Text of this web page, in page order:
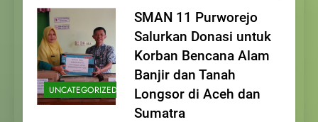
UNCATEGORIZED
SMAN 11 Purworejo
Salurkan Donasi untuk
Korban Bencana Alam
Banjir dan Tanah
Longsor di Aceh dan
Sumatra